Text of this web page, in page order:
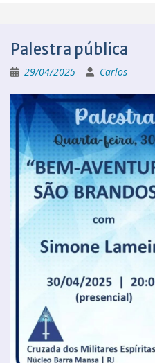
Palestra pública
29/04/2025 Carlos